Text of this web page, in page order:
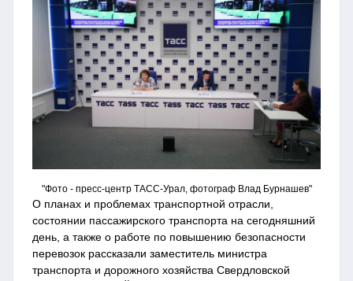
"Фото - пресс-центр ТАСС-Урал, фотограф Влад Бурнашев"
О планах и проблемах транспортной отрасли,
состоянии пассажирского транспорта на сегодняшний
день, а также о работе по повышению безопасности
перевозок рассказали заместитель министра
транспорта и дорожного хозяйства Свердловской